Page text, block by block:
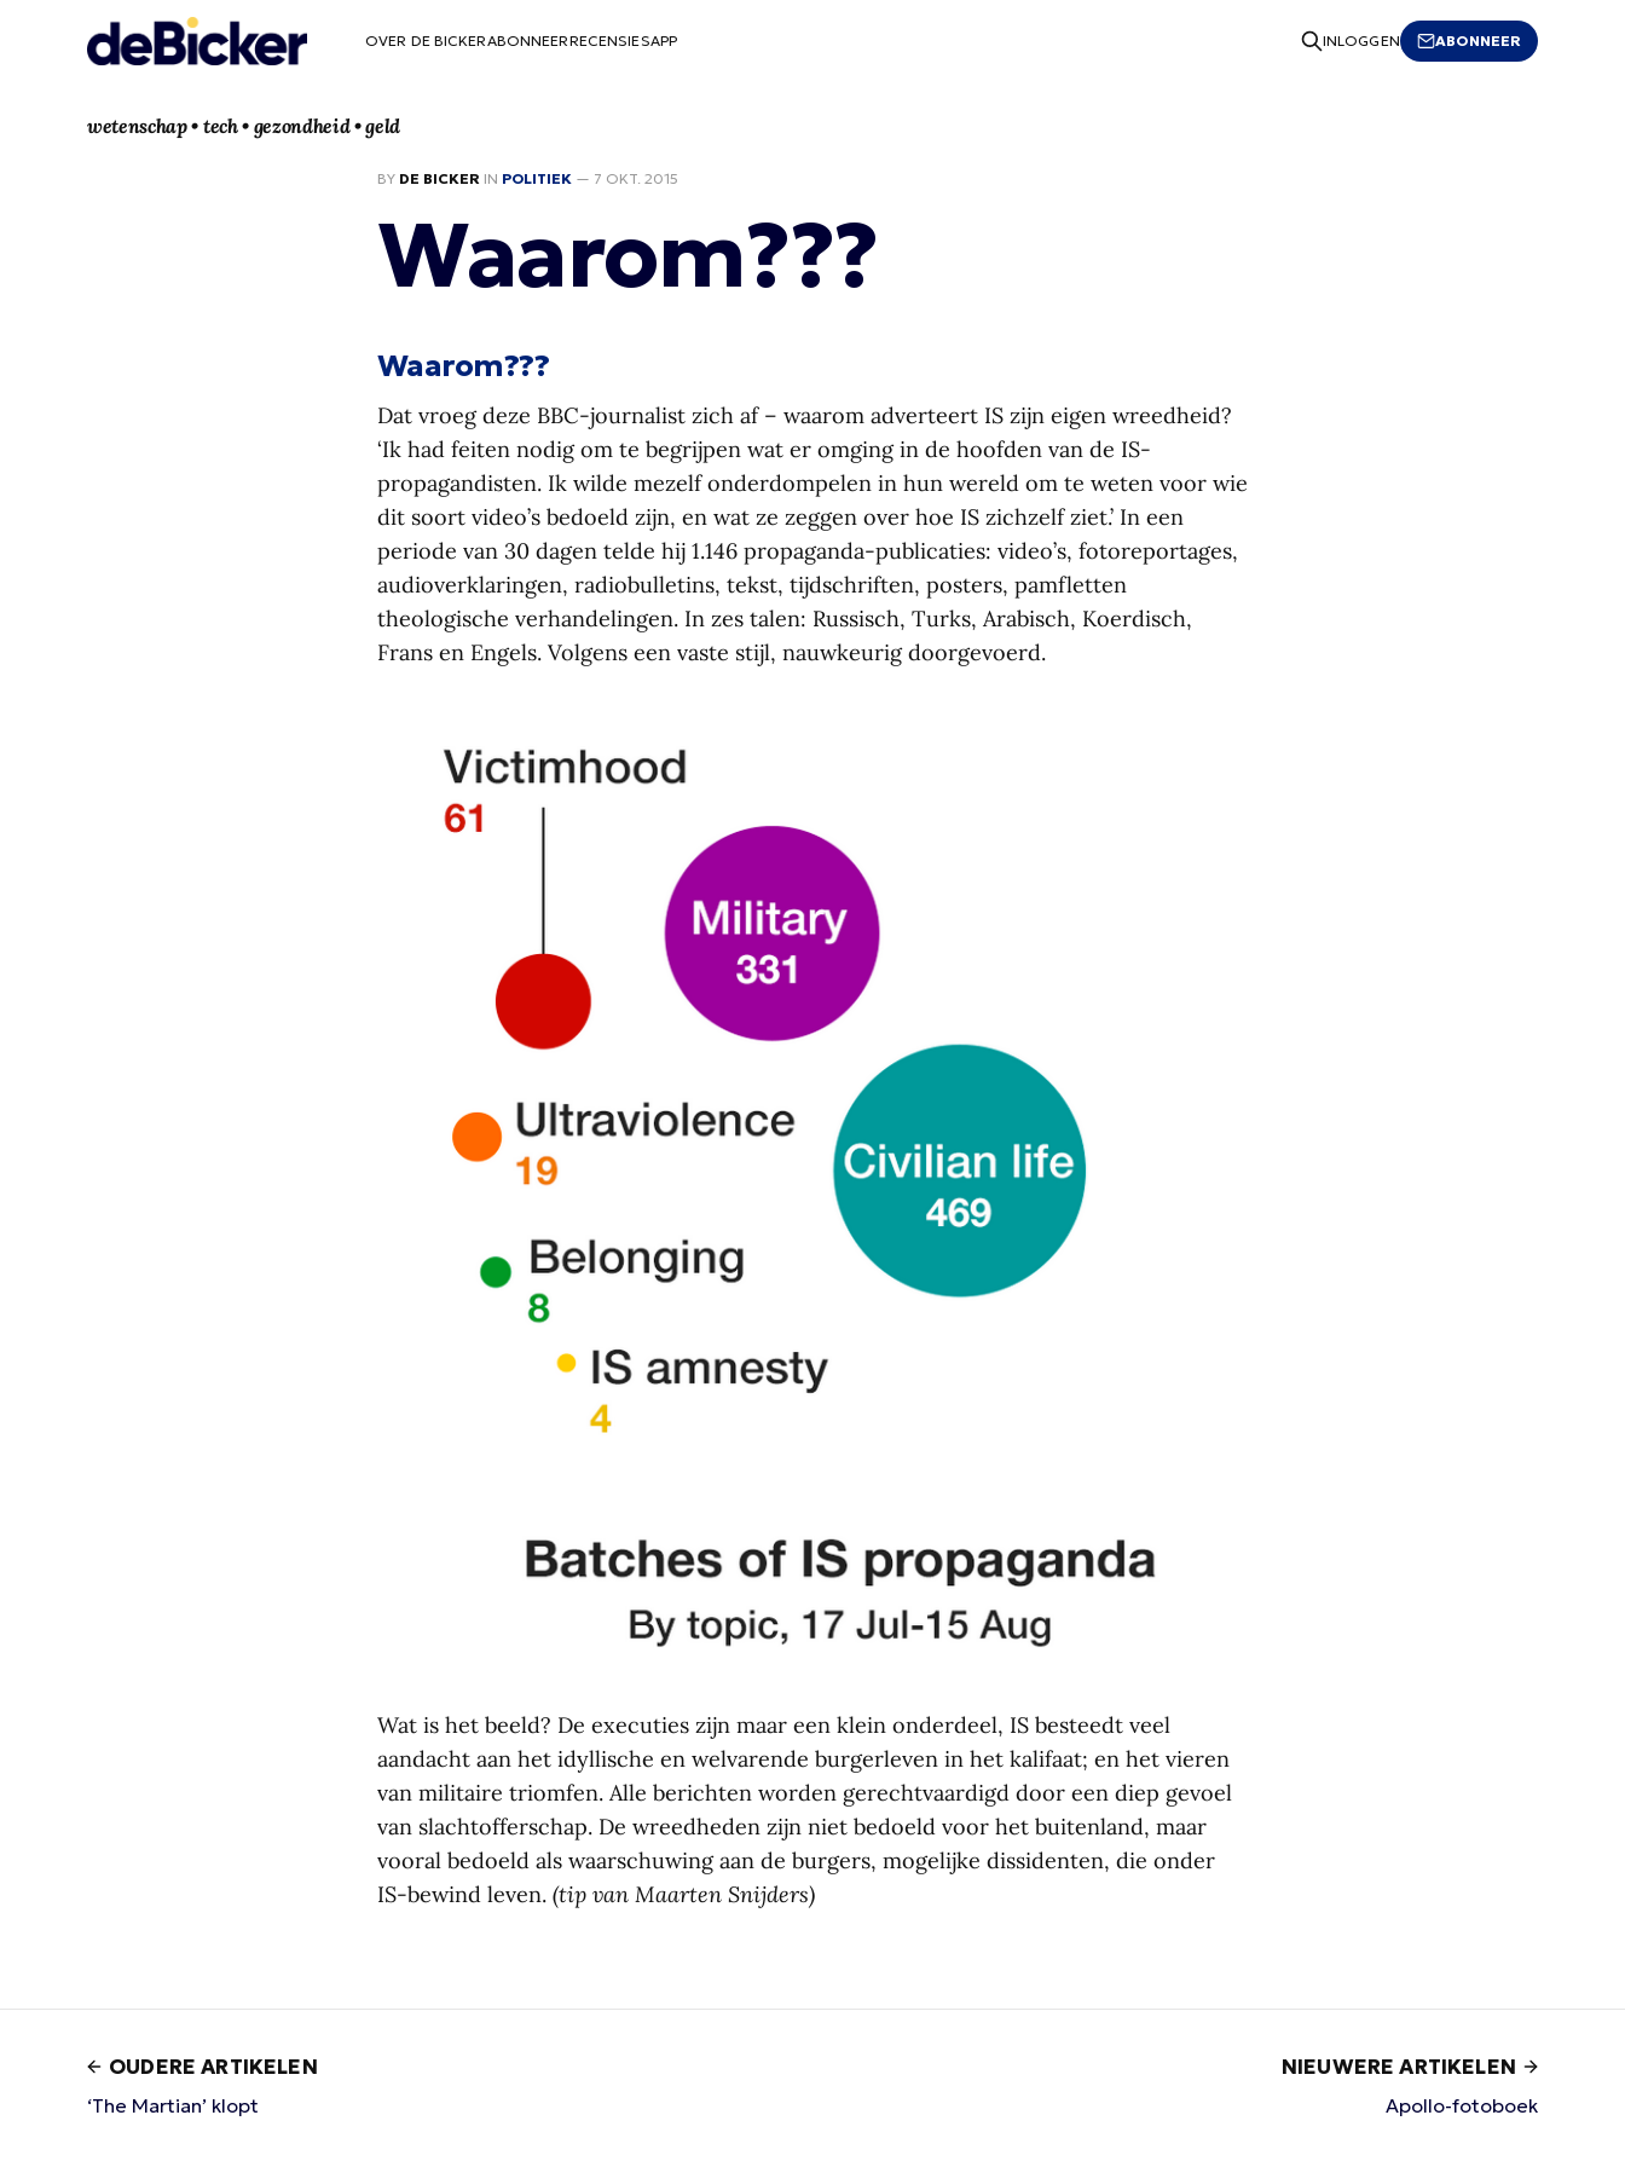
OVER DE BICKERABONNEERRECENSIESAPP INLOGGEN ABONNEER
wetenschap • tech • gezondheid • geld
BY DE BICKER IN POLITIEK — 7 OKT. 2015
Waarom???
Waarom???
Dat vroeg deze BBC-journalist zich af – waarom adverteert IS zijn eigen wreedheid?
‘Ik had feiten nodig om te begrijpen wat er omging in de hoofden van de IS-
propagandisten. Ik wilde mezelf onderdompelen in hun wereld om te weten voor wie
dit soort video’s bedoeld zijn, en wat ze zeggen over hoe IS zichzelf ziet.’ In een
periode van 30 dagen telde hij 1.146 propaganda-publicaties: video’s, fotoreportages,
audioverklaringen, radiobulletins, tekst, tijdschriften, posters, pamfletten
theologische verhandelingen. In zes talen: Russisch, Turks, Arabisch, Koerdisch,
Frans en Engels. Volgens een vaste stijl, nauwkeurig doorgevoerd.
Wat is het beeld? De executies zijn maar een klein onderdeel, IS besteedt veel
aandacht aan het idyllische en welvarende burgerleven in het kalifaat; en het vieren
van militaire triomfen. Alle berichten worden gerechtvaardigd door een diep gevoel
van slachtofferschap. De wreedheden zijn niet bedoeld voor het buitenland, maar
vooral bedoeld als waarschuwing aan de burgers, mogelijke dissidenten, die onder
IS-bewind leven. (tip van Maarten Snijders)
OUDERE ARTIKELEN
‘The Martian’ klopt
NIEUWERE ARTIKELEN
Apollo-fotoboek